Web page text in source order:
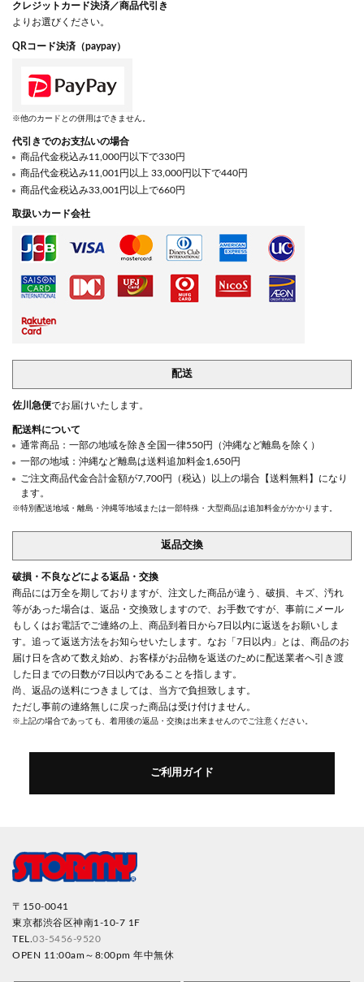
クレジットカード決済／商品代引き
よりお選びください。
QRコード決済（paypay）
※他のカードとの併用はできません。
代引きでのお支払いの場合
商品代金税込み11,000円以下で330円
商品代金税込み11,001円以上 33,000円以下で440円
商品代金税込み33,001円以上で660円
取扱いカード会社
配送
佐川急便でお届けいたします。
配送料について
通常商品：一部の地域を除き全国一律550円（沖縄など離島を除く）
一部の地域：沖縄など離島は送料追加料金1,650円
ご注文商品代金合計金額が7,700円（税込）以上の場合【送料無料】になり
ます。
※特別配送地域・離島・沖縄等地域または一部特殊・大型商品は追加料金がかかります。
返品交換
破損・不良などによる返品・交換
商品には万全を期しておりますが、注文した商品が違う、破損、キズ、汚れ
等があった場合は、返品・交換致しますので、お手数ですが、事前にメール
もしくはお電話でご連絡の上、商品到着日から7日以内に返送をお願いしま
す。追って返送方法をお知らせいたします。なお「7日以内」とは、商品のお
届け日を含めて数え始め、お客様がお品物を返送のために配送業者へ引き渡
した日までの日数が7日以内であることを指します。
尚、返品の送料につきましては、当方で負担致します。
ただし事前の連絡無しに戻った商品は受け付けません。
※上記の場合であっても、着用後の返品・交換は出来ませんのでご注意ください。
ご利用ガイド
〒150-0041
東京都渋谷区神南1-10-7 1F
TEL. 03-5456-9520
OPEN 11:00am～8:00pm 年中無休